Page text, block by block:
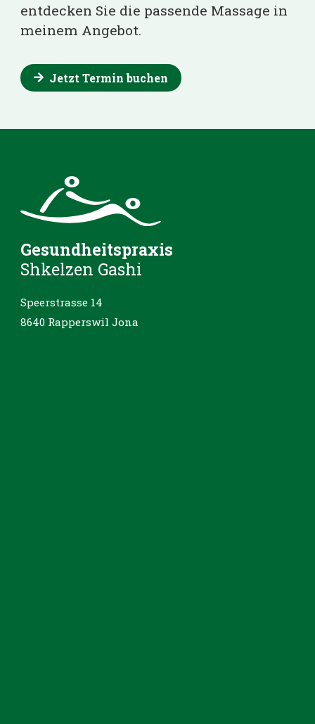
entdecken Sie die passende Massage in
meinem Angebot.
Jetzt Termin buchen
Gesundheitspraxis
Shkelzen Gashi
Speerstrasse 14
8640 Rapperswil Jona